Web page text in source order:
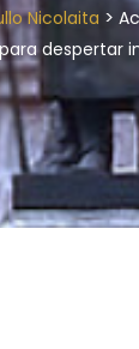
Nicolaita >
despertar